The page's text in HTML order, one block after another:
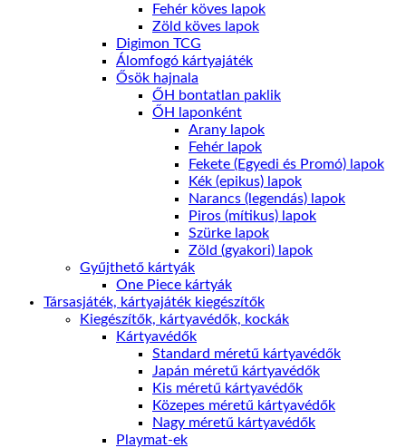
Fehér köves lapok
Zöld köves lapok
Digimon TCG
Álomfogó kártyajáték
Ősök hajnala
ŐH bontatlan paklik
ŐH laponként
Arany lapok
Fehér lapok
Fekete (Egyedi és Promó) lapok
Kék (epikus) lapok
Narancs (legendás) lapok
Piros (mítikus) lapok
Szürke lapok
Zöld (gyakori) lapok
Gyűjthető kártyák
One Piece kártyák
Társasjáték, kártyajáték kiegészítők
Kiegészítők, kártyavédők, kockák
Kártyavédők
Standard méretű kártyavédők
Japán méretű kártyavédők
Kis méretű kártyavédők
Közepes méretű kártyavédők
Nagy méretű kártyavédők
Playmat-ek